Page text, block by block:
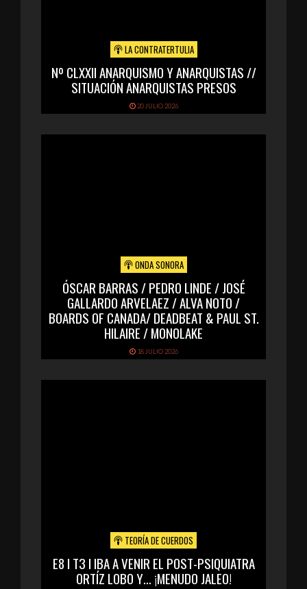
LA CONTRATERTULIA
Nº CLXXII ANARQUISMO Y ANARQUISTAS //
SITUACIÓN ANARQUISTAS PRESOS
20 JULIO 2026
ONDA SONORA
ÓSCAR BARRAS / PEDRO LINDE / JOSÉ
GALLARDO ARVELAEZ / ALVA NOTO /
BOARDS OF CANADA/ DEADBEAT & PAUL ST.
HILAIRE / MONOLAKE
18 JULIO 2026
TEORÍA DE CUERDOS
E8 I T3 I IBA A VENIR EL POST-PSIQUIATRA
ORTÍZ LOBO Y… ¡MENUDO JALEO!